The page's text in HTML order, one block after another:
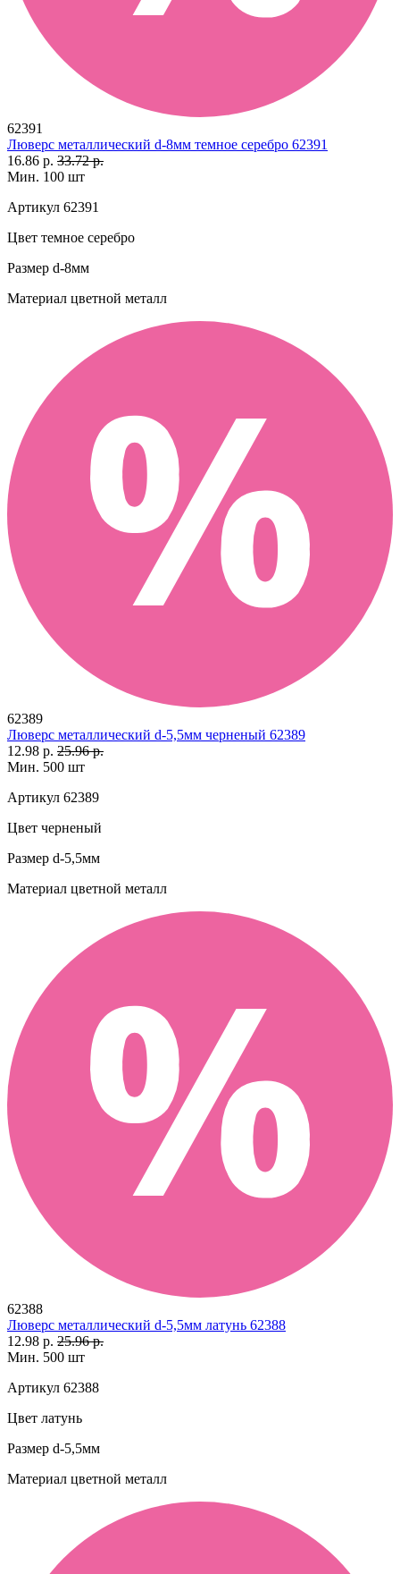
62391
Люверс металлический d-8мм темное серебро 62391
16.86 р. 33.72 р.
Мин. 100 шт
Артикул 62391
Цвет темное серебро
Размер d-8мм
Материал цветной металл
62389
Люверс металлический d-5,5мм черненый 62389
12.98 р. 25.96 р.
Мин. 500 шт
Артикул 62389
Цвет черненый
Размер d-5,5мм
Материал цветной металл
62388
Люверс металлический d-5,5мм латунь 62388
12.98 р. 25.96 р.
Мин. 500 шт
Артикул 62388
Цвет латунь
Размер d-5,5мм
Материал цветной металл